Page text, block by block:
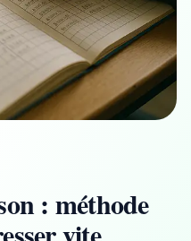
: méthode